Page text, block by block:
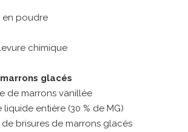
en poudre
chimique
glacés
de marrons vanillée
entière (30 % de MG)
brisures de marrons glacés